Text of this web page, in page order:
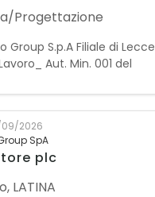
Progettazione
Group S.p.A Filiale di Lecce
Aut. Min. 001 del
per azienda cliente
metalmeccanico:
La risorsa verrà inserita
per la lavorazione
di lavorazioni
l'uso di macchine
2026
SpA
plc
, LATINA